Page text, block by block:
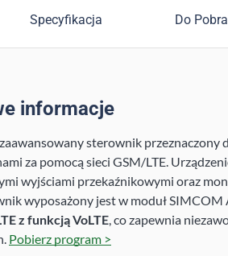
Specyfikacja Do
informacje
sterownik przeznaczony
za pomocą sieci GSM/LTE.
wyjściami przekaźnikowymi oraz
wyposażony jest w moduł SIMCOM
z funkcją VoLTE, co zapewnia
Pobierz program >